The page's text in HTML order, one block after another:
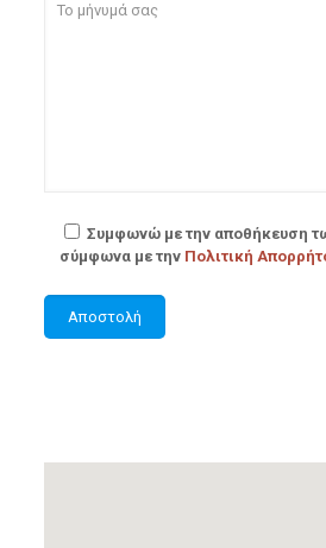
Συμφωνώ με την αποθήκευση
σύμφωνα με την Πολιτική